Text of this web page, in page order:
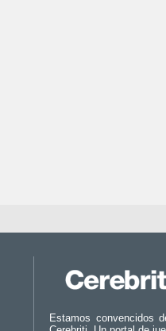
Estamos convencidos